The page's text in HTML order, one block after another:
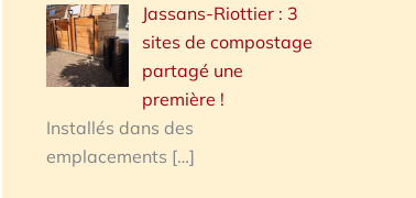
Jassans-Riottier : 3
sites de compostage
partagé une
première !
Installés dans des
emplacements […]